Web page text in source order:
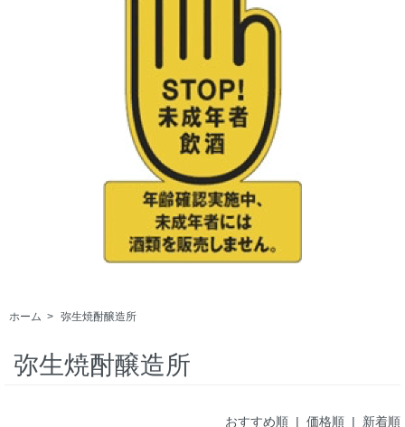
ホーム > 弥生焼酎醸造所
弥生焼酎醸造所
おすすめ順 | 価格順 | 新着順